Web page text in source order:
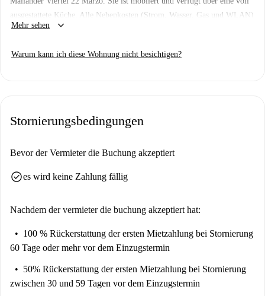
ausgestattete Küche. Alle Nebenkosten (Strom, Wasser, Gas und WLAN)
sind inklusive. Obwohl diese Unterkunft nicht persönlich von
Plattform einen umfassenden Überprüfungsprozess – zu Ihrer Sicherheit.
Mostra Le Avventure di Ubi M.
Mehr sehen keyboard_arrow_down
Warum kann ich diese Wohnung nicht besichtigen?
Stornierungsbedingungen
Bevor der Vermieter die Buchung akzeptiert
check_circlees wird keine Zahlung fällig
Nachdem der vermieter die buchung akzeptiert hat:
100 % Rückerstattung der ersten Mietzahlung bei Stornierung
60 Tage oder mehr vor dem Einzugstermin
50% Rückerstattung der ersten Mietzahlung bei Stornierung
zwischen 30 und 59 Tagen vor dem Einzugstermin